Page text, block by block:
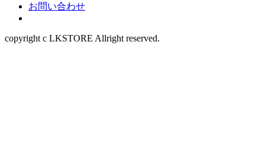
お問い合わせ
copyright c LKSTORE Allright reserved.